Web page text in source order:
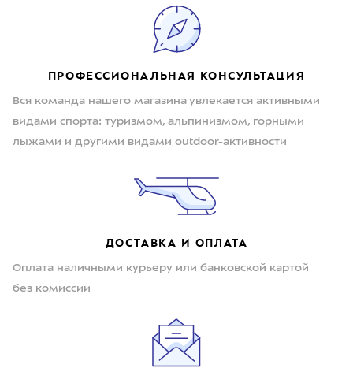
ПРОФЕССИОНАЛЬНАЯ КОНСУЛЬТАЦИЯ
Вся команда нашего магазина увлекается активными
видами спорта: туризмом, альпинизмом, горными
лыжами и другими видами outdoor-активности
ДОСТАВКА И ОПЛАТА
Оплата наличными курьеру или банковской картой
без комиссии